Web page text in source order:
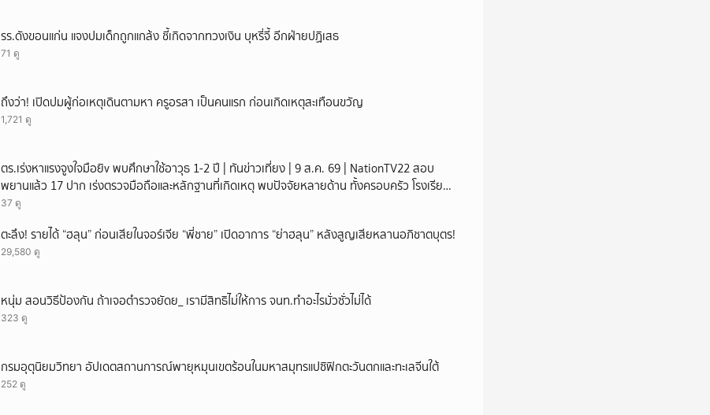
รร.ดังขอนแก่น แจงปมเด็กถูกแกล้ง ชี้เกิดจากทวงเงิน บุหรี่จี้ อีกฝ่ายปฏิเสธ
71 ดู
ถึงว่า! เปิดปมผู้ก่อเหตุเดินตามหา ครูอรสา เป็นคนแรก ก่อนเกิดเหตุสะเทือนขวัญ
1,721 ดู
ตร.เร่งหาแรงจูงใจมือยิv พบศึกษาใช้อาวุธ 1-2 ปี | ทันข่าวเที่ยง | 9 ส.ค. 69 | NationTV22 สอบ
พยานแล้ว 17 ปาก เร่งตรวจมือถือและหลักฐานที่เกิดเหตุ พบปัจจัยหลายด้าน ทั้งครอบครัว โรงเรียน
เพื่อน และสื่อโซเ
37 ดู
ตะลึง! รายได้ “ฮลุน” ก่อนเสียในจอร์เจีย “พี่ชาย” เปิดอาการ “ย่าฮลุน” หลังสูญเสียหลานอภิชาตบุตร!
29,580 ดู
หนุ่ม สอนวิธีป้องกัน ถ้าเจอตำรวจยัดย_ เรามีสิทธิไม่ให้การ จนท.ทำอะไรมั่วซั่วไม่ได้
323 ดู
กรมอุตุนิยมวิทยา อัปเดตสถานการณ์พายุหมุนเขตร้อนในมหาสมุทรแปซิฟิกตะวันตกและทะเลจีนใต้
252 ดู